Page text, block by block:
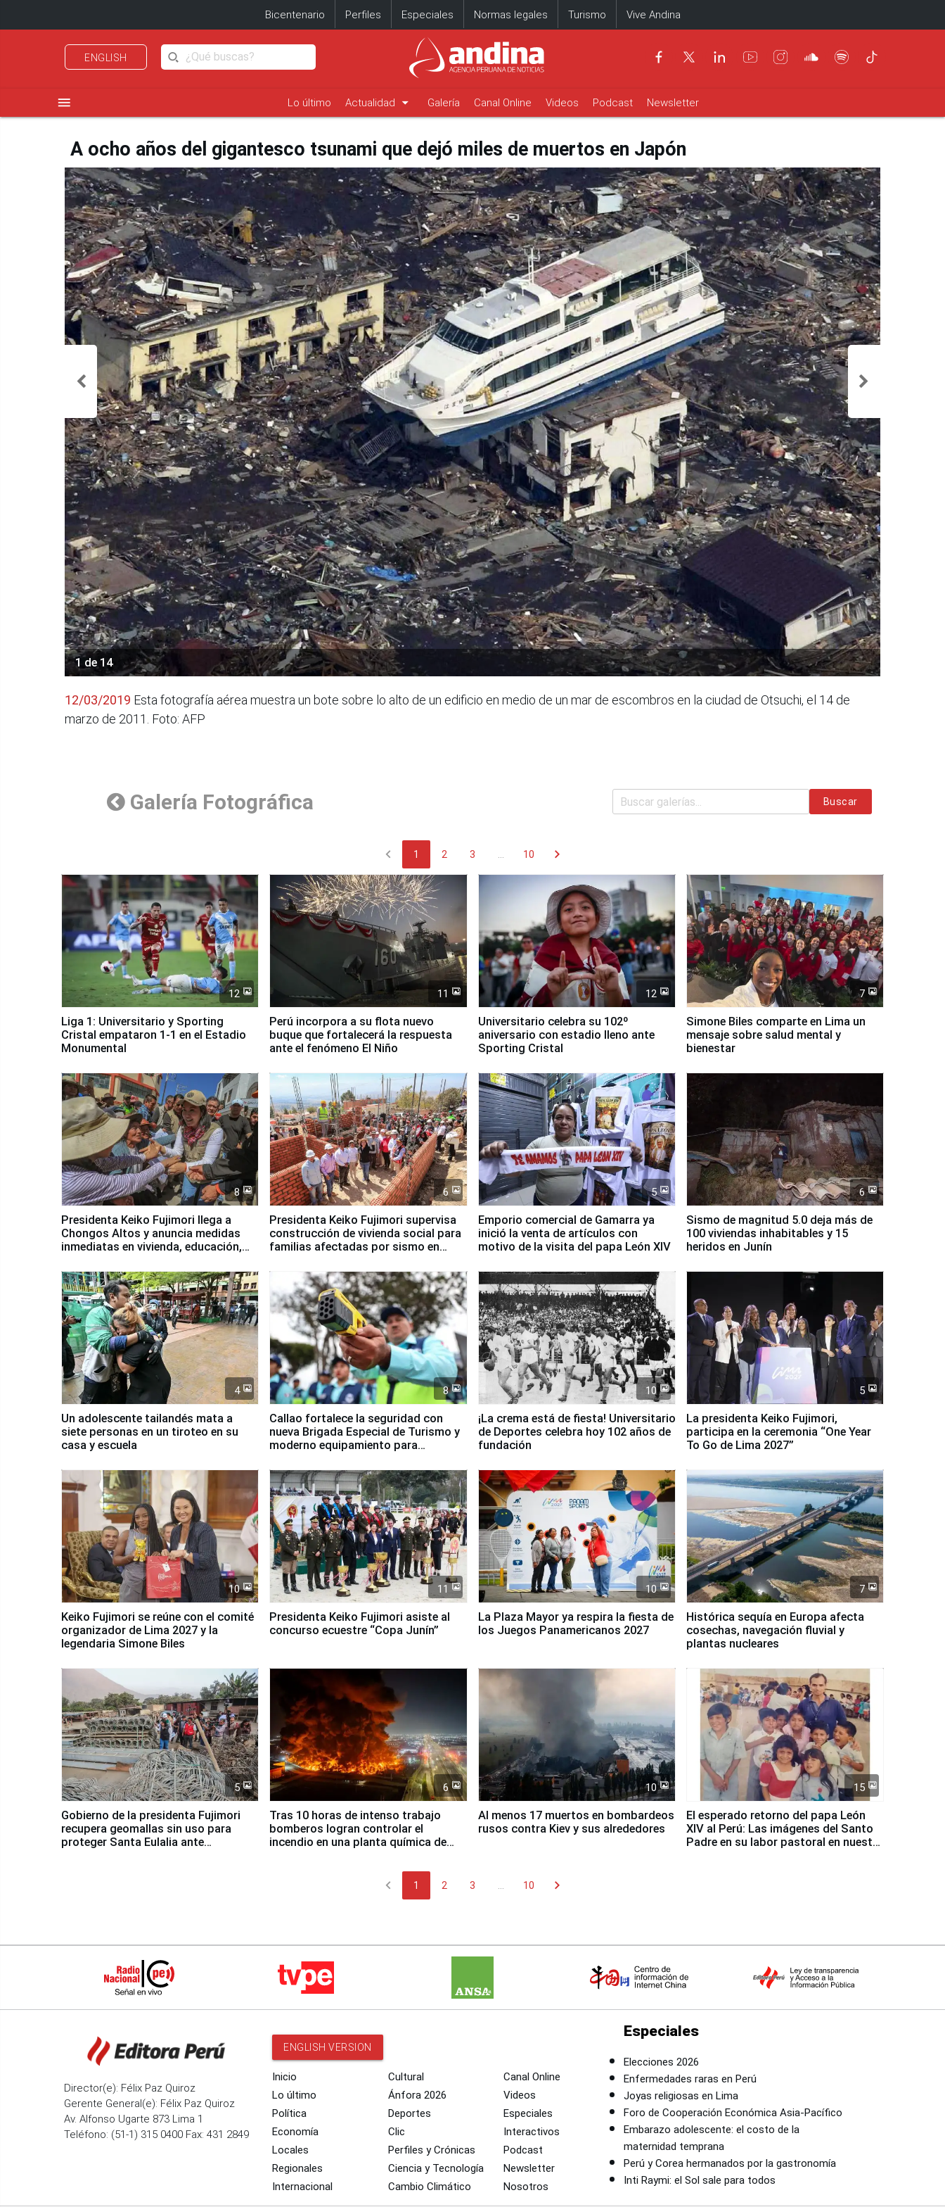
Bicentenario Perfiles Especiales Normas legales Turismo Vive Andina
ENGLISH
menu Lo último Actualidad arrow_drop_down Galería Canal Online Videos Podcast Newsletter
A ocho años del gigantesco tsunami que dejó miles de muertos en Japón
1 de 14
12/03/2019 Esta fotografía aérea muestra un bote sobre lo alto de un edificio en medio de un mar de escombros en la ciudad de Otsuchi, el 14 de
marzo de 2011. Foto: AFP
Galería Fotográfica Buscar
chevron_left 1 2 3 10 chevron_right
12
Liga 1: Universitario y Sporting
Cristal empataron 1-1 en el Estadio
Monumental
11
Perú incorpora a su flota nuevo
buque que fortalecerá la respuesta
ante el fenómeno El Niño
12
Universitario celebra su 102º
aniversario con estadio lleno ante
Sporting Cristal
7
Simone Biles comparte en Lima un
mensaje sobre salud mental y
bienestar
8
Presidenta Keiko Fujimori llega a
Chongos Altos y anuncia medidas
inmediatas en vivienda, educación,
6
Presidenta Keiko Fujimori supervisa
construcción de vivienda social para
familias afectadas por sismo en
5
Emporio comercial de Gamarra ya
inició la venta de artículos con
motivo de la visita del papa León XIV
6
Sismo de magnitud 5.0 deja más de
100 viviendas inhabitables y 15
heridos en Junín
4
Un adolescente tailandés mata a
siete personas en un tiroteo en su
casa y escuela
8
Callao fortalece la seguridad con
nueva Brigada Especial de Turismo y
moderno equipamiento para
10
¡La crema está de fiesta! Universitario
de Deportes celebra hoy 102 años de
fundación
5
La presidenta Keiko Fujimori,
participa en la ceremonia “One Year
To Go de Lima 2027”
10
Keiko Fujimori se reúne con el comité
organizador de Lima 2027 y la
legendaria Simone Biles
11
Presidenta Keiko Fujimori asiste al
concurso ecuestre “Copa Junín”
10
La Plaza Mayor ya respira la fiesta de
los Juegos Panamericanos 2027
7
Histórica sequía en Europa afecta
cosechas, navegación fluvial y
plantas nucleares
5
Gobierno de la presidenta Fujimori
recupera geomallas sin uso para
proteger Santa Eulalia ante
6
Tras 10 horas de intenso trabajo
bomberos logran controlar el
incendio en una planta química de
10
Al menos 17 muertos en bombardeos
rusos contra Kiev y sus alrededores
15
El esperado retorno del papa León
XIV al Perú: Las imágenes del Santo
Padre en su labor pastoral en nuestro
chevron_left 1 2 3 10 chevron_right
Director(e): Félix Paz Quiroz
Gerente General(e): Félix Paz Quiroz
Av. Alfonso Ugarte 873 Lima 1
Teléfono: (51-1) 315 0400 Fax: 431 2849
ENGLISH VERSION
Inicio
Lo último
Política
Economía
Locales
Regionales
Internacional
Cultural
Ánfora 2026
Deportes
Clic
Perfiles y Crónicas
Ciencia y Tecnología
Cambio Climático
Canal Online
Videos
Especiales
Interactivos
Podcast
Newsletter
Nosotros
Especiales
Elecciones 2026
Enfermedades raras en Perú
Joyas religiosas en Lima
Foro de Cooperación Económica Asia-Pacífico
Embarazo adolescente: el costo de la
maternidad temprana
Perú y Corea hermanados por la gastronomía
Inti Raymi: el Sol sale para todos